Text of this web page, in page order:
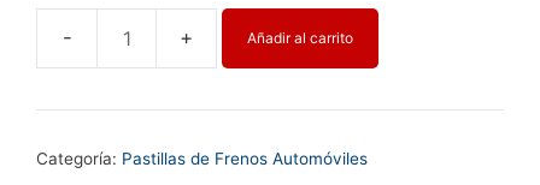
PASTILLA
FRENOS
HYUNDAI
Añadir al carrito
Categoría: Pastillas de Frenos Automóviles